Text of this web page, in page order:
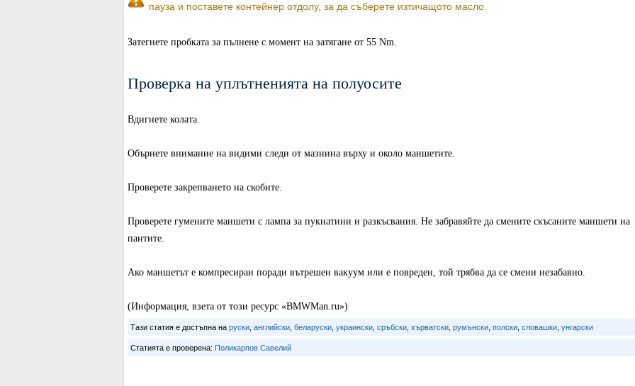
пауза и поставете контейнер отдолу, за да съберете изтичащото масло.
Затегнете пробката за пълнене с момент на затягане от 55 Nm.
Проверка на уплътненията на полуосите
Вдигнете колата.
Обърнете внимание на видими следи от мазнина върху и около маншетите.
Проверете закрепването на скобите.
Проверете гумените маншети с лампа за пукнатини и разкъсвания. Не забравяйте да смените скъсаните маншети на
пантите.
Ако маншетът е компресиран поради вътрешен вакуум или е повреден, той трябва да се смени незабавно.
(Информация, взета от този ресурс «BMWMan.ru»)
Тази статия е достъпна на руски, английски, беларуски, украински, сръбски, хърватски, румънски, полски, словашки, унгарски
Статията е проверена: Поликарпов Савелий